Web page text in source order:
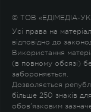
© ТОВ «ЕДІМЕДІА-
Усі права на
відповідно до
Використання
(в повному обсязі)
забороняється.
Дозволяється
більше 250 знаків
обов'язковим